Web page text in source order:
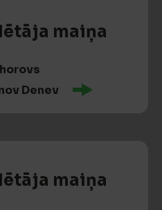
maiņa
Denev
maiņa